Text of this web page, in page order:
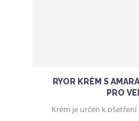
RYOR KRÉM S
PRO
Krém je určen k